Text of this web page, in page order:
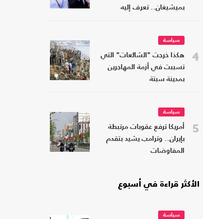
بميشيغان.. تعرف إليه
4
سياسة
هكذا خرجت "الشائعات" التي
تسببت في أزمة المهاجرين
بمدينة سبتة
5
سياسة
أمريكا ترفع عقوبات مرتبطة
بإيران.. وترامب يشيد بتقدم
المفاوضات
الأكثر قراءة في أسبوع
سياسة